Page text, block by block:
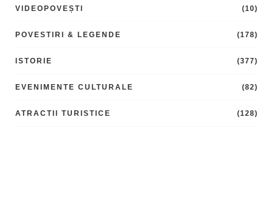
VIDEOPOVEȘTI (10)
POVESTIRI & LEGENDE (178)
ISTORIE (377)
EVENIMENTE CULTURALE (82)
ATRACTII TURISTICE (128)